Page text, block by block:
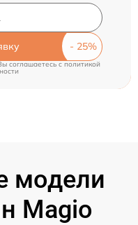
соглашаетесь cполитикой
модели
Magio